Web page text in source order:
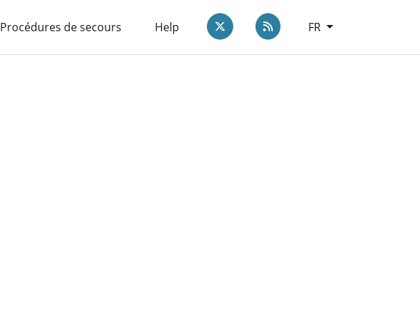
Procédures de secours Help Twitter rss.link.label
FR